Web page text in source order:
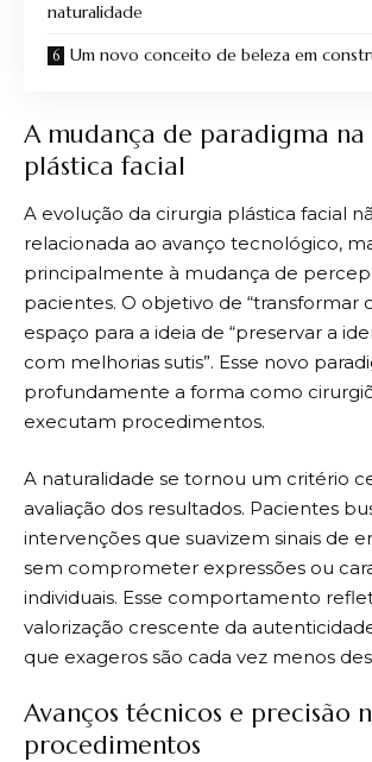
naturalidade
Um novo conceito de beleza em
A mudança de paradigma
plástica facial
A evolução da cirurgia plástica facial
relacionada ao avanço tecnológico,
principalmente à mudança de
pacientes. O objetivo de “transformar
espaço para a ideia de “preservar a
com melhorias sutis”. Esse novo
profundamente a forma como
executam procedimentos.
A naturalidade se tornou um critério
avaliação dos resultados. Pacientes
intervenções que suavizem sinais de
sem comprometer expressões ou
individuais. Esse comportamento
valorização crescente da
que exageros são cada vez menos
Avanços técnicos e precisão
procedimentos